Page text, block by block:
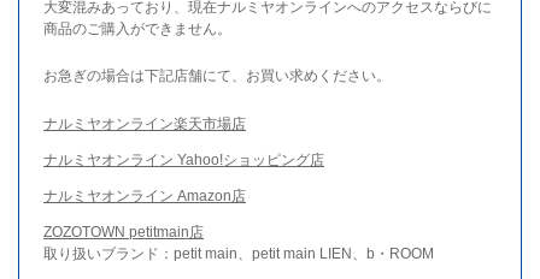
大変混みあっており、現在ナルミヤオンラインへのアクセスならびに
商品のご購入ができません。
お急ぎの場合は下記店舗にて、お買い求めください。
ナルミヤオンライン楽天市場店
ナルミヤオンライン Yahoo!ショッピング店
ナルミヤオンライン Amazon店
ZOZOTOWN petitmain店
取り扱いブランド：petit main、petit main LIEN、b・ROOM